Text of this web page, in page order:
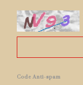
Code Anti-spam